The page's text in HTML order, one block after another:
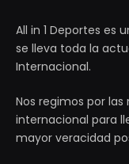
All in 1 Deportes es
se lleva toda la
Internacional.
Nos regimos por
internacional para
mayor veracidad